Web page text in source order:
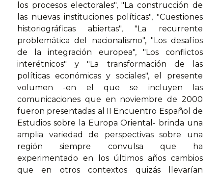
los procesos electorales", "La construcción de
las nuevas instituciones políticas", "Cuestiones
historiográficas abiertas", "La recurrente
problemática del nacionalismo", "Los desafíos
de la integración europea", "Los conflictos
interétnicos" y "La transformación de las
políticas económicas y sociales", el presente
volumen -en el que se incluyen las
comunicaciones que en noviembre de 2000
fueron presentadas al II Encuentro Español de
Estudios sobre la Europa Oriental- brinda una
amplia variedad de perspectivas sobre una
región siempre convulsa que ha
experimentado en los últimos años cambios
que en otros contextos quizás llevarían